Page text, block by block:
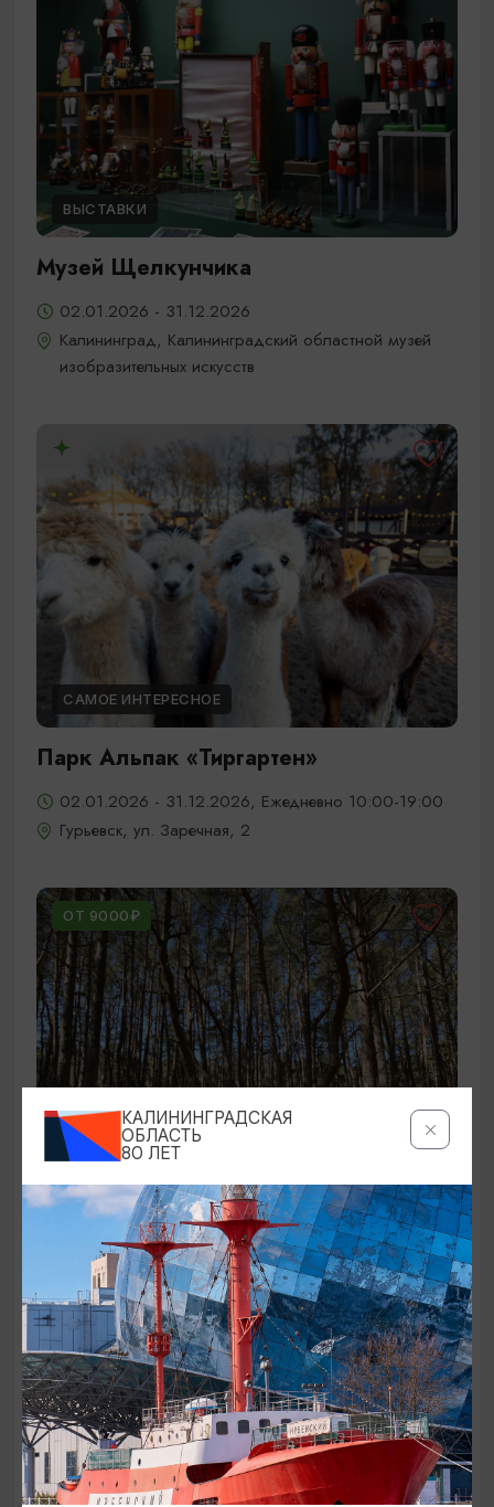
ВЫСТАВКИ
Музей Щелкунчика
02.01.2026 - 31.12.2026
Калининград, Калининградский областной музей
изобразительных искусств
САМОЕ ИНТЕРЕСНОЕ
Парк Альпак «Тиргартен»
02.01.2026 - 31.12.2026, Ежедневно 10:00-19:00
Гурьевск, ул. Заречная, 2
ОТ 9000₽
ЭКСКУРСИИ УЧРЕЖДЕНИЙ КУЛЬТУРЫ
Аудиоспектакль «Истории Куршской
косы»
01.02.2026 - 31.12.2026, 13:00
Куршская коса
ОТ 2500₽
КАЛИНИНГРАДСКАЯ
ОБЛАСТЬ
80 ЛЕТ